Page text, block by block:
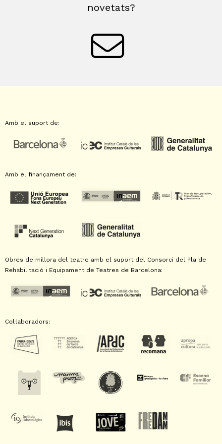
novetats?
Amb el suport de:
Amb el finançament de:
Obres de millora del teatre amb el suport del Consorci del Pla de
Rehabilitació i Equipament de Teatres de Barcelona:
Col·laboradors: